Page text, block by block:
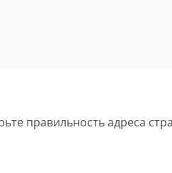
правильность адреса